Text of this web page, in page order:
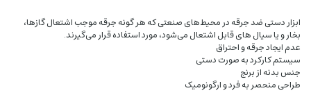
ابزار دستی ضد جرقه در محیط‌های صنعتی که هر گونه جرقه موجب اشتعال گازها،
بخار و یا سیال های قابل اشتعال می‌شود، مورد استفاده قرار می‌گیرند.
عدم ایجاد جرقه و احتراق
سیستم کارکرد به صورت دستی
جنس بدنه از برنج
طراحی منحصر به فرد و ارگونومیک